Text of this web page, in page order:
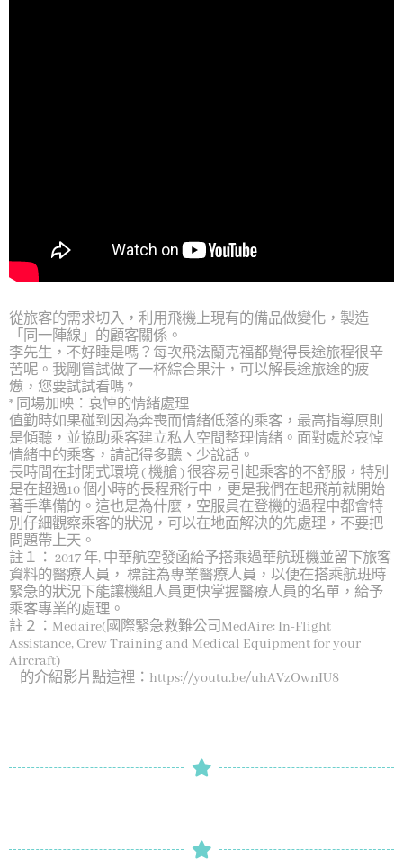
從旅客的需求切入，利用飛機上現有的備品做變化，製造
「同一陣線」的顧客關係。
李先生，不好睡是嗎？每次飛法蘭克福都覺得長途旅程很辛
苦呢。我剛嘗試做了一杯綜合果汁，可以解長途旅途的疲
憊，您要試試看嗎 ?
* 同場加映：哀悼的情緒處理
值勤時如果碰到因為奔喪而情緒低落的乘客，最高指導原則
是傾聽，並協助乘客建立私人空間整理情緒。面對處於哀悼
情緒中的乘客，請記得多聽、少說話。
長時間在封閉式環境 (機艙)很容易引起乘客的不舒服，特別
是在超過10個小時的長程飛行中，更是我們在起飛前就開始
著手準備的。這也是為什麼，空服員在登機的過程中都會特
別仔細觀察乘客的狀況，可以在地面解決的先處理，不要把
問題帶上天。
註１： 2017 年, 中華航空發函給予搭乘過華航班機並留下旅客
資料的醫療人員， 標註為專業醫療人員，以便在搭乘航班時
緊急的狀況下能讓機組人員更快掌握醫療人員的名單，給予
乘客專業的處理。
註２：Medaire(國際緊急救難公司MedAire: In-Flight
Assistance, Crew Training and Medical Equipment for your
Aircraft)
的介紹影片點這裡： https://youtu.be/uhAVzOwnIU8